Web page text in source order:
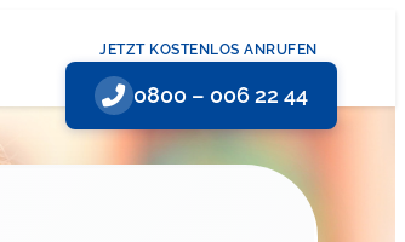
JETZT KOSTENLOS ANRUFEN
0800 – 006 22 44